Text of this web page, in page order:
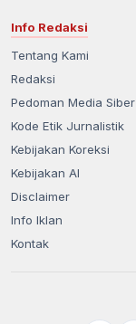
Info Redaksi
Tentang Kami
Redaksi
Pedoman Media Siber
Kode Etik Jurnalistik
Kebijakan Koreksi
Kebijakan AI
Disclaimer
Info Iklan
Kontak